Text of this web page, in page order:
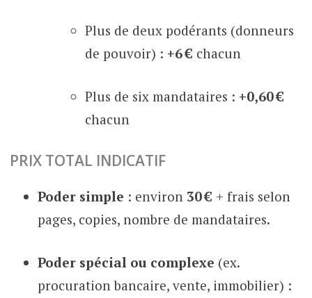
Plus de deux podérants (donneurs
de pouvoir) : +6 € chacun
Plus de six mandataires : +0,60 €
chacun
PRIX TOTAL INDICATIF
Poder simple : environ 30 € + frais selon
pages, copies, nombre de mandataires.
Poder spécial ou complexe (ex.
procuration bancaire, vente, immobilier) :